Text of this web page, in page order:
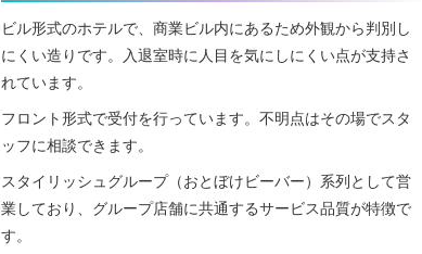
ビル形式のホテルで、商業ビル内にあるため外観から判別し
にくい造りです。入退室時に人目を気にしにくい点が支持さ
れています。
フロント形式で受付を行っています。不明点はその場でスタ
ッフに相談できます。
スタイリッシュグループ（おとぼけビーバー）系列として営
業しており、グループ店舗に共通するサービス品質が特徴で
す。